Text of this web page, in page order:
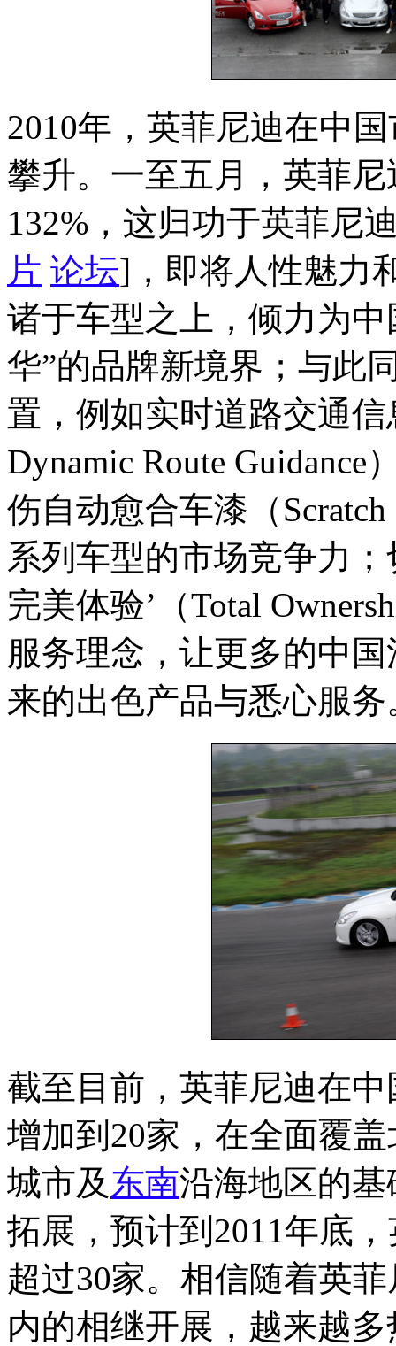
2010年，英菲尼迪在中
攀升。一至五月，英菲
132%，这归功于英菲尼
片 论坛]，即将人性魅力
诸于车型之上，倾力为
华”的品牌新境界；与此
置，例如实时道路交通信
Dynamic Route
伤自动愈合车漆（
系列车型的市场竞争力
完美体验’（Total
服务理念，让更多的中
来的出色产品与悉心服务
截至目前，英菲尼迪在
增加到20家，在全面覆
城市及 东南沿海地区的
拓展，预计到2011年底
超过30家。相信随着英
内的相继开展，越来越